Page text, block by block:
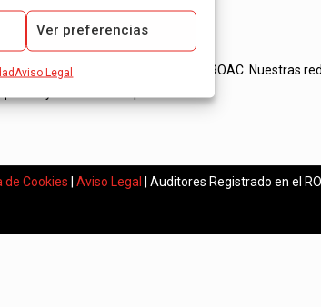
Ver preferencias
Aviso Legal
de cuentas anuales inscritos en el ROAC. Nuestras
de Cookies Aviso Legal | Auditores Registrado en el